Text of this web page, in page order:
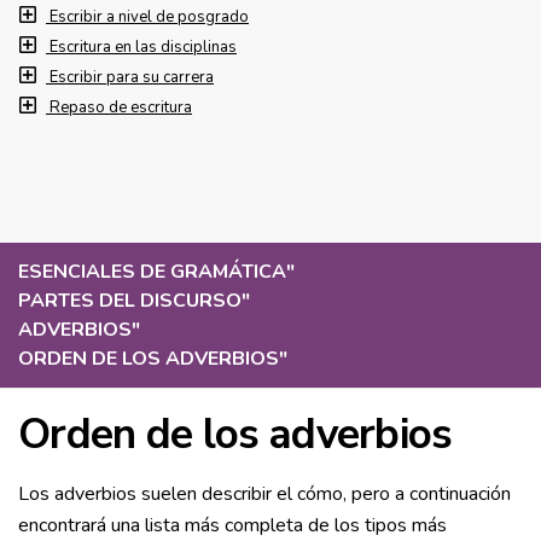
ESENCIALES DE GRAMÁTICA"
PARTES DEL DISCURSO"
ADVERBIOS"
ORDEN DE LOS ADVERBIOS"
Orden de los adverbios
Los adverbios suelen describir el cómo, pero a continuación
encontrará una lista más completa de los tipos más
Escribir a nivel de posgrado
Escritura en las disciplinas
Escribir para su carrera
Repaso de escritura